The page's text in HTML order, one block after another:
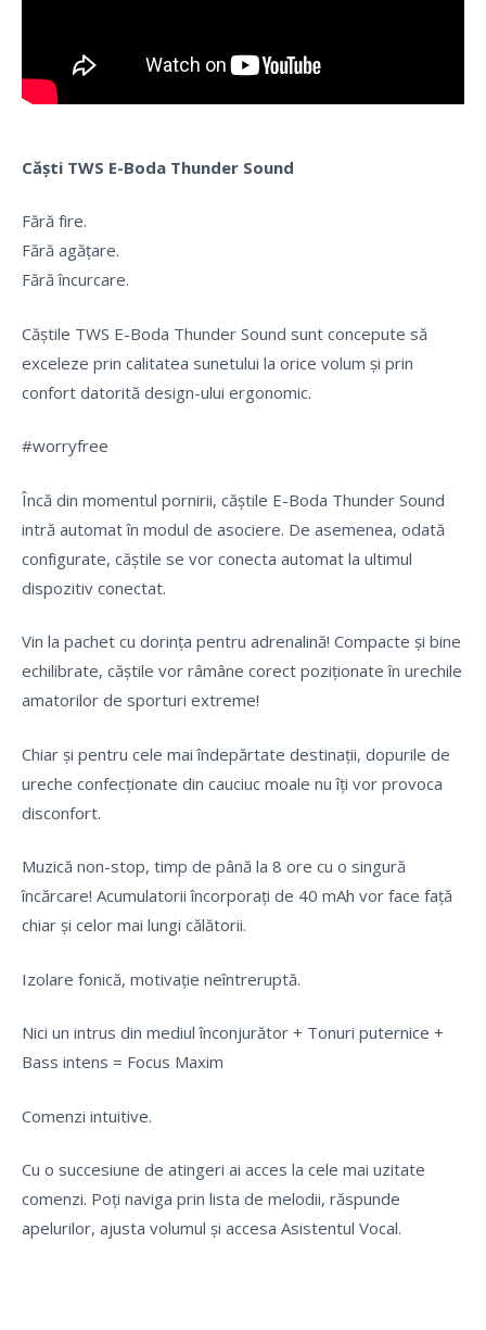
Căști TWS E-Boda Thunder Sound
Fără fire.
Fără agățare.
Fără încurcare.
Căștile TWS E-Boda Thunder Sound sunt concepute să
exceleze prin calitatea sunetului la orice volum și prin
confort datorită design-ului ergonomic.
#worryfree
Încă din momentul pornirii, căștile E-Boda Thunder Sound
intră automat în modul de asociere. De asemenea, odată
configurate, căștile se vor conecta automat la ultimul
dispozitiv conectat.
Vin la pachet cu dorința pentru adrenalină! Compacte și bine
echilibrate, căștile vor râmâne corect poziționate în urechile
amatorilor de sporturi extreme!
Chiar și pentru cele mai îndepărtate destinații, dopurile de
ureche confecționate din cauciuc moale nu îți vor provoca
disconfort.
Muzică non-stop, timp de până la 8 ore cu o singură
încărcare! Acumulatorii încorporați de 40 mAh vor face față
chiar și celor mai lungi călătorii.
Izolare fonică, motivație neîntreruptă.
Nici un intrus din mediul înconjurător + Tonuri puternice +
Bass intens = Focus Maxim
Comenzi intuitive.
Cu o succesiune de atingeri ai acces la cele mai uzitate
comenzi. Poți naviga prin lista de melodii, răspunde
apelurilor, ajusta volumul și accesa Asistentul Vocal.